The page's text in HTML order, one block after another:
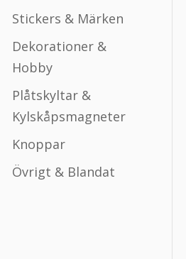
Stickers & Märken
Dekorationer &
Hobby
Plåtskyltar &
Kylskåpsmagneter
Knoppar
Övrigt & Blandat